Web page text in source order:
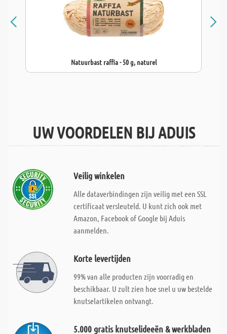
Natuurbast raffia - 50 g, naturel
UW VOORDELEN BIJ ADUIS
Veilig winkelen
Alle dataverbindingen zijn veilig met een SSL
certificaat versleuteld. U kunt zich ook met
Amazon, Facebook of Google bij Aduis
aanmelden.
Korte levertijden
99% van alle producten zijn voorradig en
beschikbaar. U zult zien hoe snel u uw bestelde
knutselartikelen ontvangt.
5.000 gratis knutselideeën & werkbladen